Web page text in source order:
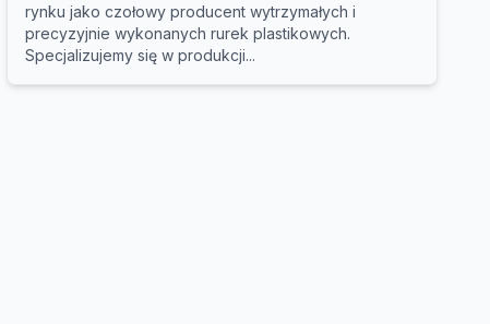
rynku jako czołowy producent wytrzymałych i
precyzyjnie wykonanych rurek plastikowych.
Specjalizujemy się w produkcji...